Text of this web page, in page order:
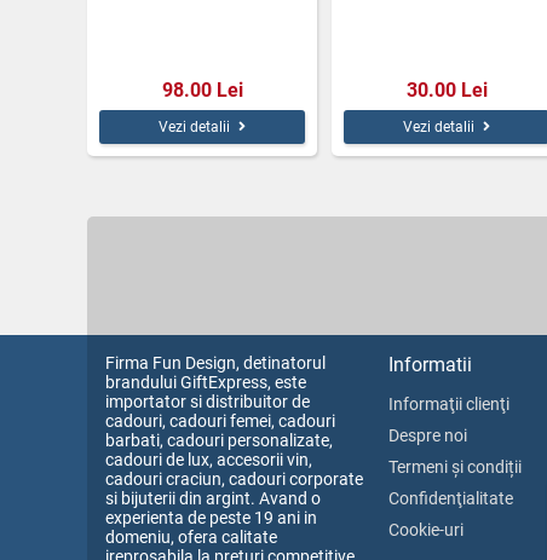
98.00 Lei
Vezi detalii
30.00 Lei
Vezi detalii
Firma Fun Design, detinatorul
brandului GiftExpress, este
importator si distribuitor de
cadouri, cadouri femei, cadouri
barbati, cadouri personalizate,
cadouri de lux, accesorii vin,
cadouri craciun, cadouri corporate
si bijuterii din argint. Avand o
experienta de peste 19 ani in
domeniu, ofera calitate
Informatii
Informaţii clienţi
Despre noi
Termeni și condiții
Confidenţialitate
Cookie-uri